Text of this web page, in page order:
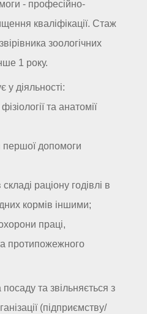
- професійно-
кваліфікації. Стаж
зоологічних
1 року.
у діяльності:
та анатомії
допомоги
раціону годівлі в
кормів іншими;
праці,
протипожежного
та звільняється з
(підприємству/